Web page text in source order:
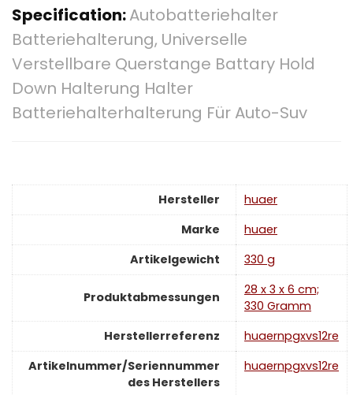
Specification:Autobatteriehalter
Batteriehalterung, Universelle
Verstellbare Querstange Battary Hold
Down Halterung Halter
Batteriehalterhalterung Für Auto-Suv
Hersteller
‎huaer
Marke
‎huaer
Artikelgewicht
‎330 g
Produktabmessungen
‎28 x 3 x 6 cm;
330 Gramm
Herstellerreferenz
‎huaernpgxvs12re
Artikelnummer/Seriennummer
des Herstellers
‎huaernpgxvs12re